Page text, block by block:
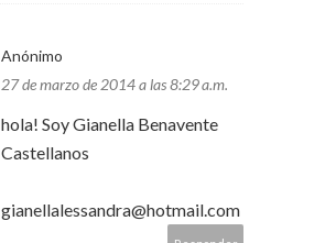
Anónimo
27 de marzo de 2014 a las 8:29 a.m.
hola! Soy Gianella Benavente
Castellanos
gianellalessandra@hotmail.com